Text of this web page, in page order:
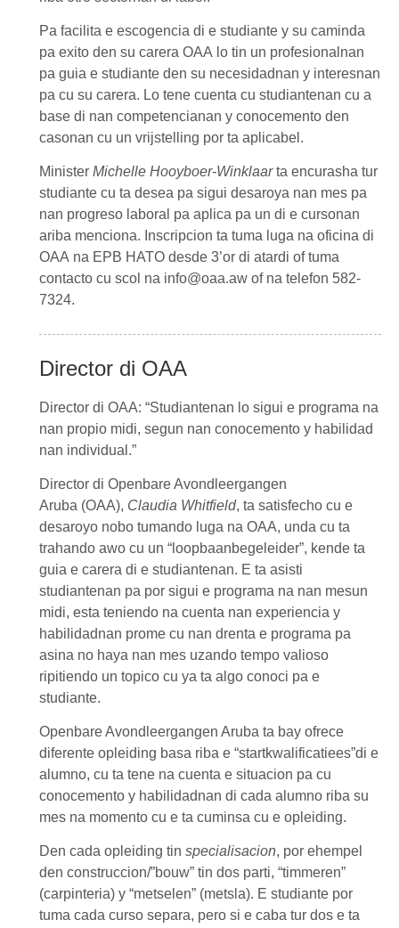
Pa facilita e escogencia di e studiante y su caminda
pa exito den su carera OAA lo tin un profesionalnan
pa guia e studiante den su necesidadnan y interesnan
pa cu su carera. Lo tene cuenta cu studiantenan cu a
base di nan competencianan y conocemento den
casonan cu un vrijstelling por ta aplicabel.
Minister Michelle Hooyboer-Winklaarta encurasha tur
studiante cu ta desea pa sigui desaroya nan mes pa
nan progreso laboral pa aplica pa un di e cursonan
ariba menciona. Inscripcion ta tuma luga na oficina di
OAA na EPB HATO desde 3’or di atardi of tuma
contacto cu scol na info@oaa.aw of na telefon 582-
7324.
Director di OAA
Director di OAA: “Studiantenan lo sigui e programa na
nan propio midi, segun nan conocemento y habilidad
nan individual.”
Director di Openbare Avondleergangen
Aruba (OAA), Claudia Whitfield, ta satisfecho cu e
desaroyo nobo tumando luga na OAA, unda cu ta
trahando awo cu un “loopbaanbegeleider”, kende ta
guia e carera di e studiantenan. E ta asisti
studiantenan pa por sigui e programa na nan mesun
midi, esta teniendo na cuenta nan experiencia y
habilidadnan prome cu nan drenta e programa pa
asina no haya nan mes uzando tempo valioso
ripitiendo un topico cu ya ta algo conoci pa e
studiante.
Openbare Avondleergangen Aruba ta bay ofrece
diferente opleiding basa riba e “startkwalificatiees”di e
alumno, cu ta tene na cuenta e situacion pa cu
conocemento y habilidadnan di cada alumno riba su
mes na momento cu e ta cuminsa cu e opleiding.
Den cada opleiding tin specialisacion, por ehempel
den construccion/”bouw” tin dos parti, “timmeren”
(carpinteria) y “metselen” (metsla). E studiante por
tuma cada curso separa, pero si e caba tur dos e ta